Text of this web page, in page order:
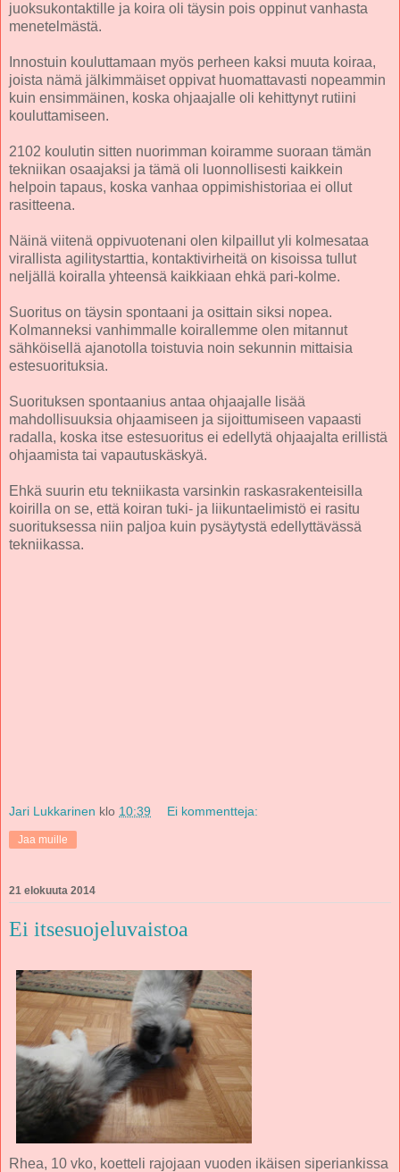
juoksukontaktille ja koira oli täysin pois oppinut vanhasta
menetelmästä.
Innostuin kouluttamaan myös perheen kaksi muuta koiraa,
joista nämä jälkimmäiset oppivat huomattavasti nopeammin
kuin ensimmäinen, koska ohjaajalle oli kehittynyt rutiini
kouluttamiseen.
2102 koulutin sitten nuorimman koiramme suoraan tämän
tekniikan osaajaksi ja tämä oli luonnollisesti kaikkein
helpoin tapaus, koska vanhaa oppimishistoriaa ei ollut
rasitteena.
Näinä viitenä oppivuotenani olen kilpaillut yli kolmesataa
virallista agilitystarttia, kontaktivirheitä on kisoissa tullut
neljällä koiralla yhteensä kaikkiaan ehkä pari-kolme.
Suoritus on täysin spontaani ja osittain siksi nopea.
Kolmanneksi vanhimmalle koirallemme olen mitannut
sähköisellä ajanotolla toistuvia noin sekunnin mittaisia
estesuorituksia.
Suorituksen spontaanius antaa ohjaajalle lisää
mahdollisuuksia ohjaamiseen ja sijoittumiseen vapaasti
radalla, koska itse estesuoritus ei edellytä ohjaajalta erillistä
ohjaamista tai vapautuskäskyä.
Ehkä suurin etu tekniikasta varsinkin raskasrakenteisilla
koirilla on se, että koiran tuki- ja liikuntaelimistö ei rasitu
suorituksessa niin paljoa kuin pysäytystä edellyttävässä
tekniikassa.
Jari Lukkarinen klo 10:39 Ei kommentteja:
Jaa muille
21 elokuuta 2014
Ei itsesuojeluvaistoa
Rhea, 10 vko, koetteli rajojaan vuoden ikäisen siperiankissa